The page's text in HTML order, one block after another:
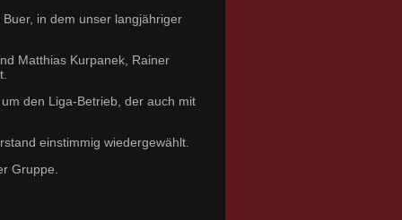
in dem unser langjähriger
Matthias Kurpanek, Rainer
den Liga-Betrieb, der auch mit
einstimmig wiedergewählt.
Gruppe.